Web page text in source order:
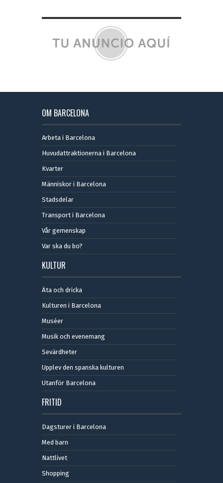
OM BARCELONA
Arbeta i Barcelona
Huvudattraktionerna i Barcelona
Kvarter
Människor i Barcelona
Stadsdelar
Transport i Barcelona
Vår gemenskap
Var ska du bo?
KULTUR
Äta och dricka
Kulturen i Barcelona
Muséer
Musik och evenemang
Sevärdheter
Upplev den spanska kulturen
Utanför Barcelona
FRITID
Dagsturer i Barcelona
Med barn
Nattlivet
Shopping